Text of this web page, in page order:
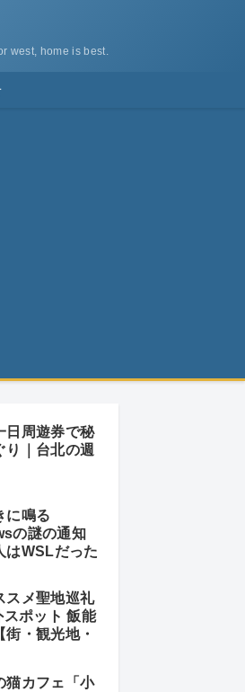
west, home is best.
日周遊券で秘
り｜台北の週
に鳴る
の謎の通知
はWSLだった
スメ聖地巡礼
スポット 飯能
街・観光地・
猫カフェ「小